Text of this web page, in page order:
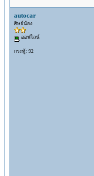
autocar
ศิษย์น้อง
ออฟไลน์
กระทู้: 92